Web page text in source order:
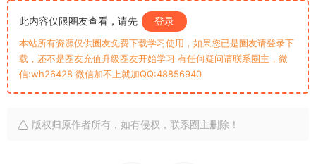
此内容仅限圈友查看，请先 登录
本站所有资源仅供圈友免费下载学习使用，如果您已是圈友请登录下
载，还不是圈友充值升级圈友开始学习 有任何疑问请联系圈主，微
信:wh26428 微信加不上就加QQ:48856940
版权归原作者所有，如有侵权，联系圈主删除！